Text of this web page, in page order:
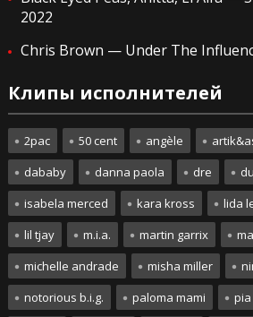
2022
Chris Brown — Under The
Клипы исполнителей
2pac 50 cent angèle
dababy
danna paola dre
isabela merced
kara kross lida
lil tjay
m.i.a. martin garrix
michelle andrade
misha miller
notorious b.i.g.
paloma mami pia